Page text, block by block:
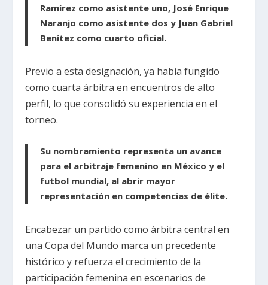
Ramírez como asistente uno, José Enrique
Naranjo como asistente dos y Juan Gabriel
Benítez como cuarto oficial.
Previo a esta designación, ya había fungido
como cuarta árbitra en encuentros de alto
perfil, lo que consolidó su experiencia en el
torneo.
Su nombramiento representa un avance
para el arbitraje femenino en México y el
futbol mundial, al abrir mayor
representación en competencias de élite.
Encabezar un partido como árbitra central en
una Copa del Mundo marca un precedente
histórico y refuerza el crecimiento de la
participación femenina en escenarios de